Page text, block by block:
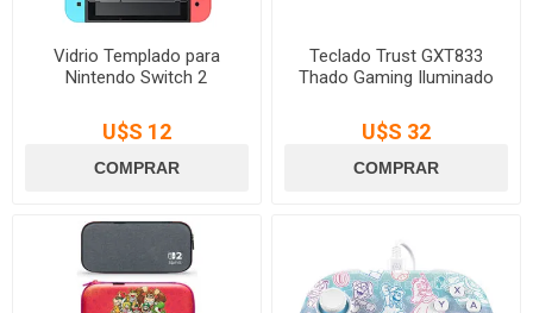
Vidrio Templado para
Nintendo Switch 2
U$S 12
Teclado Trust GXT833
Thado Gaming Iluminado
U$S 32